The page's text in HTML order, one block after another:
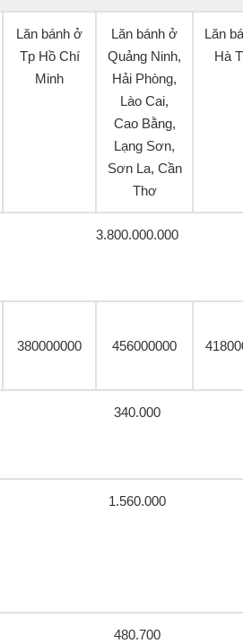
Lăn bánh ở
Tp Hồ Chí
Minh
Lăn bánh ở
Quảng Ninh,
Hải Phòng,
Lào Cai,
Cao Bằng,
Lạng Sơn,
Sơn La, Cần
Thơ
Lăn
Hà
3.800.000.000
380000000 456000000
340.000
1.560.000
480.700